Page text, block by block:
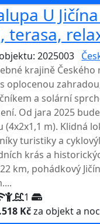
U
terasa,
2025003
krajině
oplocenou
a solární
Od jara 2025
(4x2x1,1 m). Klidná
turistiky a
krás a
km, pohádkový
1
Kčza objekt a noc